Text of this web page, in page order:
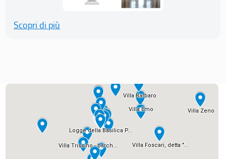
Scopri di più